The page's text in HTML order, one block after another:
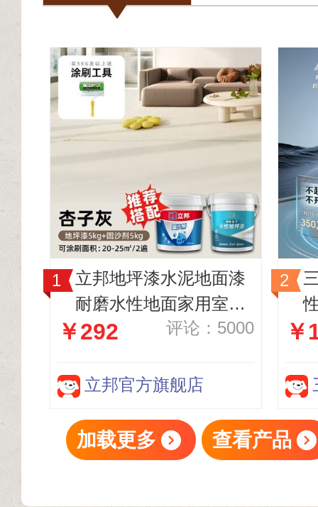
立邦地坪漆水泥地面漆
耐磨水性地面家用室内
室外车位改造防滑快干
￥292 评论：5000
立邦官方旗舰店
￥
加载更多 查看产品